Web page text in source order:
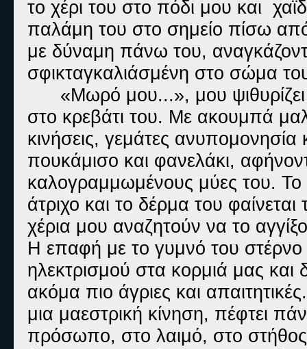
το χέρι του στο πόδι μου και
παλάμη του στο σημείο πίσω από
με δύναμη πάνω του,
σφικταγκαλιάσμένη στο σώμα
«Μωρό μου...», μου
στο κρεβάτι του. Με ακουμπά
κινήσεις, γεμάτες
πουκάμισο και φανελάκι,
καλογραμμωμένους μύες του. Το
άτριχο και το δέρμα του
χέρια μου αναζητούν να το
Η επαφή με το γυμνό του στέρνο
ηλεκτρισμού στα κορμιά μας και
ακόμα πιο άγριες και
μια μαεστρική κίνηση, πέφτει
πρόσωπο, στο λαιμό, στο